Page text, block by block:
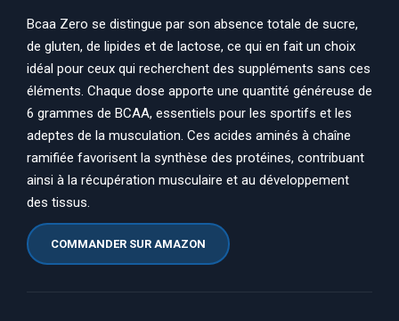
Bcaa Zero se distingue par son absence totale de sucre,
de gluten, de lipides et de lactose, ce qui en fait un choix
idéal pour ceux qui recherchent des suppléments sans ces
éléments. Chaque dose apporte une quantité généreuse de
6 grammes de BCAA, essentiels pour les sportifs et les
adeptes de la musculation. Ces acides aminés à chaîne
ramifiée favorisent la synthèse des protéines, contribuant
ainsi à la récupération musculaire et au développement
des tissus.
COMMANDER SUR AMAZON